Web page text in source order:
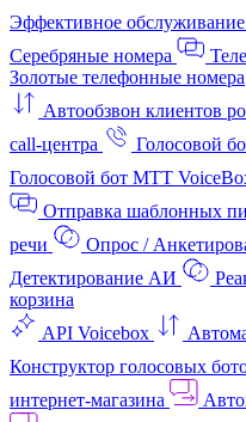
Эффективное обслуживание
Серебряные номера
Золотые телефонные номера
Автообзвон клиентов
call-центра
Голосовой
Голосовой бот МТТ
Отправка шаблонных
речи
Опрос /
Детектирование АИ
корзина
API Voicebox
Конструктор голосовых
интернет‑магазина